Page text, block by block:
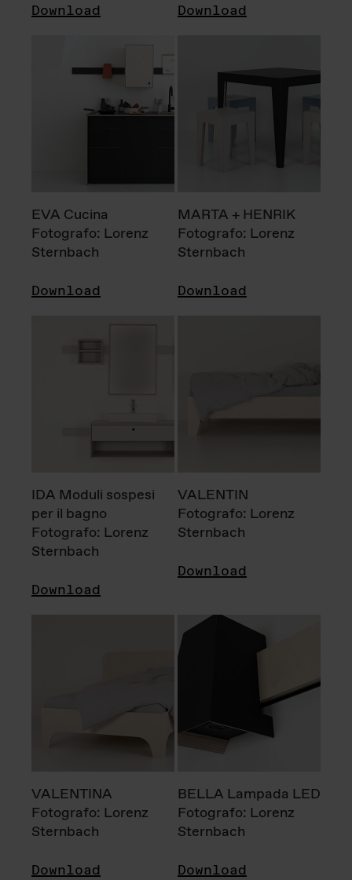
Download Download
EVA Cucina
Fotografo: Lorenz
Sternbach
Download
MARTA + HENRIK
Fotografo: Lorenz
Sternbach
Download
IDA Moduli sospesi
per il bagno
Fotografo: Lorenz
Sternbach
Download
VALENTIN
Fotografo: Lorenz
Sternbach
Download
VALENTINA
Fotografo: Lorenz
Sternbach
Download
BELLA Lampada LED
Fotografo: Lorenz
Sternbach
Download